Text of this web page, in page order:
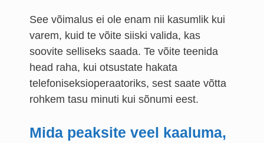
See võimalus ei ole enam nii kasumlik kui
varem, kuid te võite siiski valida, kas
soovite selliseks saada. Te võite teenida
head raha, kui otsustate hakata
telefoniseksioperaatoriks, sest saate võtta
rohkem tasu minuti kui sõnumi eest.
Mida peaksite veel kaaluma,